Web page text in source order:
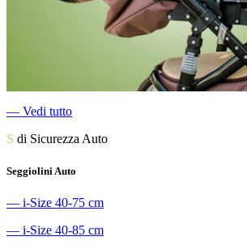
― Vedi tutto
S di Sicurezza Auto
Seggiolini Auto
― i-Size 40-75 cm
― i-Size 40-85 cm